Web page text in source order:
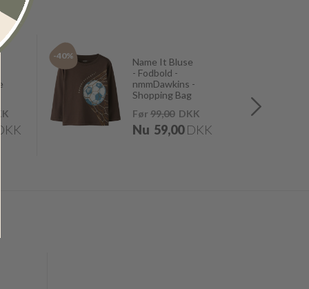
DKK
-40%
Name It Bluse
- Fodbold -
nmmDawkins -
Shopping Bag
Før 99,00DKK
Nu 59,00 DKK